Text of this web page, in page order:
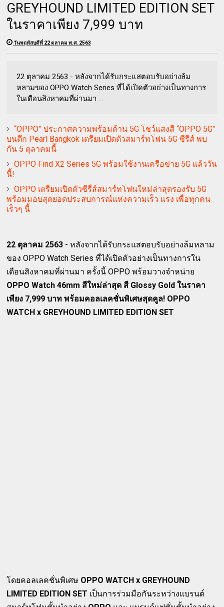
GREYHOUND LIMITED EDITION SET
ในราคาเพียง 7,999 บาท
วันพฤหัสบดีที่ 22 ตุลาคม พ.ศ. 2563
22 ตุลาคม 2563 - หลังจากได้รับกระแสตอบรับอย่างล้ม
หลามของ OPPO Watch Series ที่ได้เปิดตัวอย่างเป็นทางการ
ในเดือนสิงหาคมที่ผ่านมา ...
“OPPO” ประกาศความพร้อมด้าน 5G โชว์แสงสี “OPPO 5G”
บนตึก Pearl Bangkok เตรียมเปิดตัวสมาร์ทโฟน 5G ซีรีส์ พบ
กัน 5 ตุลาคมนี้
OPPO Find X2 Series 5G พร้อมใช้งานเครือข่าย 5G แล้ววัน
นี้!
OPPO เตรียมเปิดตัวซีรี่ส์สมาร์ทโฟนใหม่ล่าสุดรองรับ 5G
พร้อมมอบสุดยอดประสบการณ์แห่งความเร็ว แรง เพื่อทุกคน
เร็วๆ นี้
22 ตุลาคม 2563 - หลังจากได้รับกระแสตอบรับอย่างล้มหลาม
ของ OPPO Watch Series ที่ได้เปิดตัวอย่างเป็นทางการใน
เดือนสิงหาคมที่ผ่านมา ครั้งนี้ OPPO พร้อมวางจำหน่าย
OPPO Watch 46mm สีใหม่ล่าสุด สี Glossy Gold ในราคา
เพียง 7,999 บาท พร้อมคอลเลคชั่นพิเศษสุดคูล! OPPO
WATCH x GREYHOUND LIMITED EDITION SET
โดยคอลเลคชั่นพิเศษ OPPO WATCH x GREYHOUND
LIMITED EDITION SET เป็นการร่วมมือกันระหว่างแบรนด์